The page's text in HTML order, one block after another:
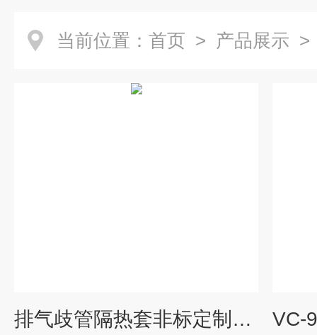
当前位置： 首页 > 产品展示
排气歧管隔热套非标定制随时发货